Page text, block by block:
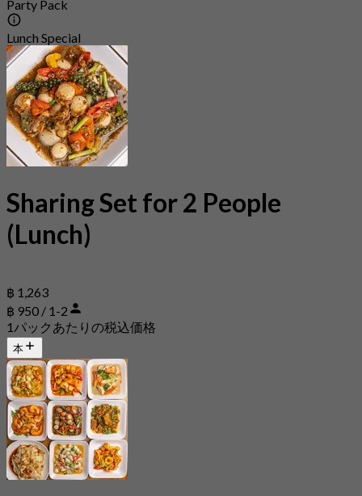
Party Pack
Lunch Special
Sharing Set for 2 People
(Lunch)
฿ 1,263
฿ 950 / 1-2
1パックあたりの税込価格
本